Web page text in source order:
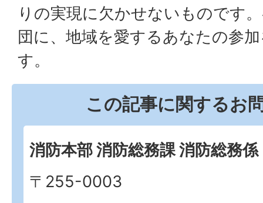
りの実現に欠かせないものです
団に、地域を愛するあなたの参
す。
この記事に関するお
消防本部 消防総務課 消防総務係
〒255-0003